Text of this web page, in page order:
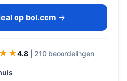
op bol.com →
4.8 | 210 beoordelingen